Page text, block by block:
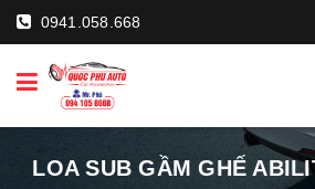
0941.058.668
LOA SUB GẦM GHẾ